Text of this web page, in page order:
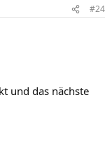
#24
und das nächste